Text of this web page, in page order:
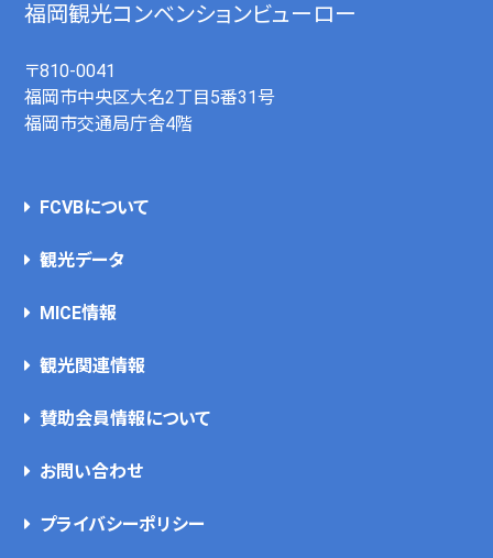
福岡観光コンベンションビューロー
〒810-0041
福岡市中央区大名2丁目5番31号
福岡市交通局庁舎4階
FCVBについて
観光データ
MICE情報
観光関連情報
賛助会員情報について
お問い合わせ
プライバシーポリシー